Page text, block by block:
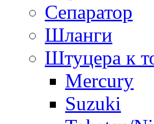
Сепаратор
Шланги
Штуцера к
Mercury
Suzuki